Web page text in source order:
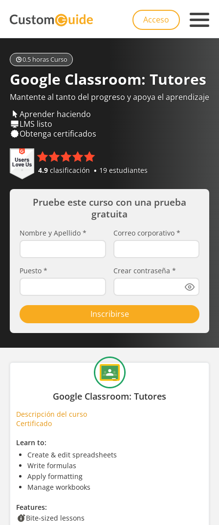
Acceso
0.5 horas Curso
Google Classroom: Tutores
Mantente al tanto del progreso y apoya el aprendizaje
Aprender haciendo
LMS listo
Obtenga certificados
4.9 clasificación 19 estudiantes
Pruebe este curso con una prueba
gratuita
Nombre y Apellido * Correo corporativo *
Puesto * Crear contraseña *
Inscribirse
Google Classroom: Tutores
Descripción del curso
Certificado
Learn to:
Create & edit spreadsheets
Write formulas
Apply formatting
Manage workbooks
Features:
Bite-sized lessons